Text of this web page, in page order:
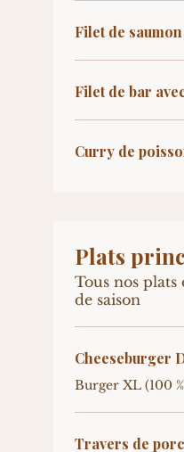
Filet de
Filet de bar
Curry de
Plats
Tous nos plats
de saison
Cheeseburger
Burger XL (100
Travers de porc